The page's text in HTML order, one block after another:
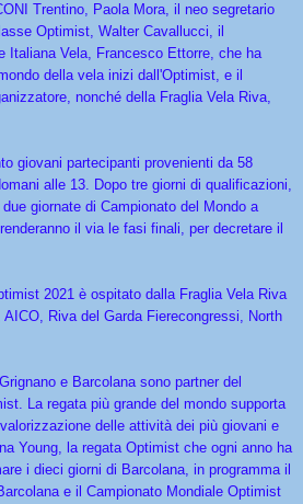
Trentino, Paola Mora, il neo segretario
Optimist, Walter Cavallucci, il
Italiana Vela, Francesco Ettorre, che ha
della vela inizi dall'Optimist, e il
nonché della Fraglia Vela Riva,
giovani partecipanti provenienti da 58
alle 13. Dopo tre giorni di qualificazioni,
giornate di Campionato del Mondo a
il via le fasi finali, per decretare il
2021 è ospitato dalla Fraglia Vela Riva
Riva del Garda Fierecongressi, North
e Barcolana sono partner del
La regata più grande del mondo supporta
delle attività dei più giovani e
Young, la regata Optimist che ogni anno ha
i dieci giorni di Barcolana, in programma il
e il Campionato Mondiale Optimist